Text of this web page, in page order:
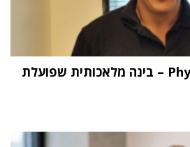
"העתיד הוא Physical AI – בינה מלאכותית שפועלת